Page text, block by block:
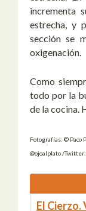
incrementa
estrecha, y
sección se
oxigenación.
Como
todo por la
de la cocina.
Fotografías: © Paco
@ojoalplato /
El Cierzo.